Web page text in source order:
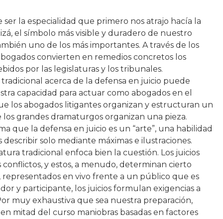
la especialidad que primero nos atrajo hacía la
el símbolo más visible y duradero de nuestro
uno de los más importantes. A través de los
convierten en remedios concretos los
por las legislaturas y los tribunales.
acerca de la defensa en juicio puede
capacidad para actuar como abogados en el
los abogados litigantes organizan y estructuran un
los grandes dramaturgos organizan una pieza.
que la defensa en juicio es un “arte”, una habilidad
solo mediante máximas e ilustraciones.
tradicional enfoca bien la cuestión. Los juicios
conflictos, y estos, a menudo, determinan cierto
representados en vivo frente a un público que es
y participante, los juicios formulan exigencias a
muy exhaustiva que sea nuestra preparación,
mitad del curso maniobras basadas en factores